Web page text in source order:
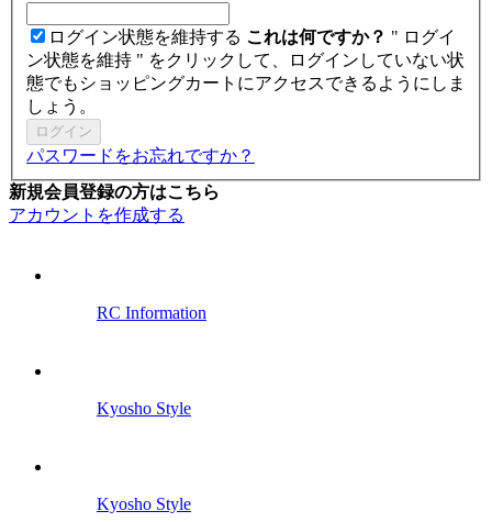
ログイン状態を維持する これは何ですか？ " ログイ
ン状態を維持 " をクリックして、ログインしていない状
態でもショッピングカートにアクセスできるようにしま
しょう。
ログイン
パスワードをお忘れですか？
新規会員登録の方はこちら
アカウントを作成する
RC Information
Kyosho Style
Kyosho Style